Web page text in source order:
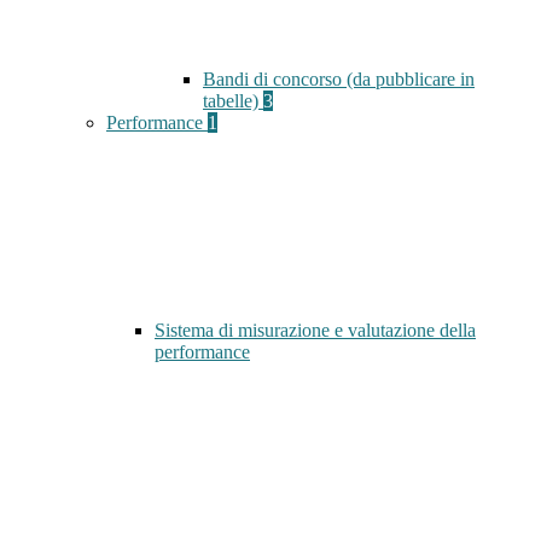
Bandi di concorso (da pubblicare in
tabelle) 3
Performance 1
Sistema di misurazione e valutazione della
performance